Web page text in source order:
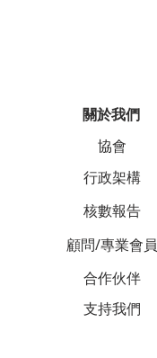
關於我們
協會
行政架構
核數報告
顧問/專業會員
合作伙伴
支持我們